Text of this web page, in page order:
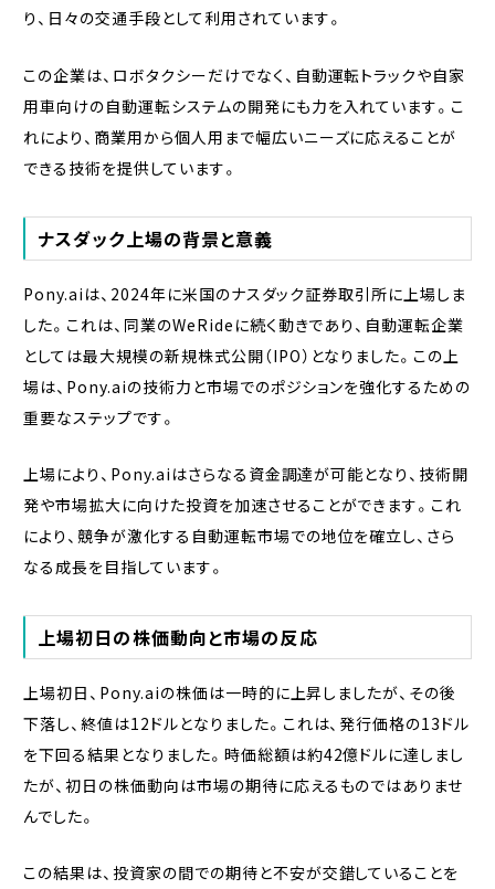
り、日々の交通手段として利用されています。
この企業は、ロボタクシーだけでなく、自動運転トラックや自家
用車向けの自動運転システムの開発にも力を入れています。こ
れにより、商業用から個人用まで幅広いニーズに応えることが
できる技術を提供しています。
ナスダック上場の背景と意義
Pony.aiは、2024年に米国のナスダック証券取引所に上場しま
した。これは、同業のWeRideに続く動きであり、自動運転企業
としては最大規模の新規株式公開（IPO）となりました。この上
場は、Pony.aiの技術力と市場でのポジションを強化するための
重要なステップです。
上場により、Pony.aiはさらなる資金調達が可能となり、技術開
発や市場拡大に向けた投資を加速させることができます。これ
により、競争が激化する自動運転市場での地位を確立し、さら
なる成長を目指しています。
上場初日の株価動向と市場の反応
上場初日、Pony.aiの株価は一時的に上昇しましたが、その後
下落し、終値は12ドルとなりました。これは、発行価格の13ドル
を下回る結果となりました。時価総額は約42億ドルに達しまし
たが、初日の株価動向は市場の期待に応えるものではありませ
んでした。
この結果は、投資家の間での期待と不安が交錯していることを